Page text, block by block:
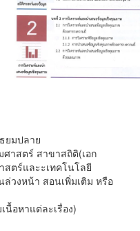
ยมปลาย
าสตร์ สาขาสถิติ(เอก
ตร์และะเทคโนโลยี
ล่วงหน้า สอนเพิ่มเติม หรือ
อหาแต่ละเรื่อง)